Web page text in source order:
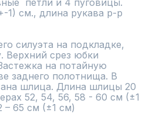
петли и 4 пуговицы.
1) см., длина рукава р-р
Верхний срез юбки
на потайную
заднего полотнища. В
шлица. Длина шлицы 20
52, 54, 56, 58 - 60 см (±1
– 65 см (±1 см)